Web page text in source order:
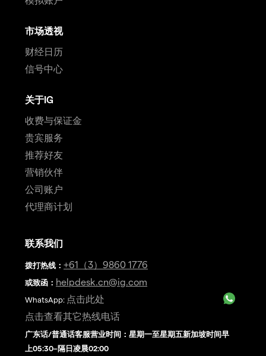
市场透视
财经日历
信号中心
关于IG
收费与保证金
贵宾服务
推荐好友
营销伙伴
公司账户
代理商计划
联系我们
拨打热线 ： +61（3）9860 1776
或致函： helpdesk.cn@ig.com
WhatsApp: 点击此处
点击查看其它热线电话
广东话/普通话客服营业时间：星期一至星期五新加坡时间早
上05:30–隔日凌晨02:00